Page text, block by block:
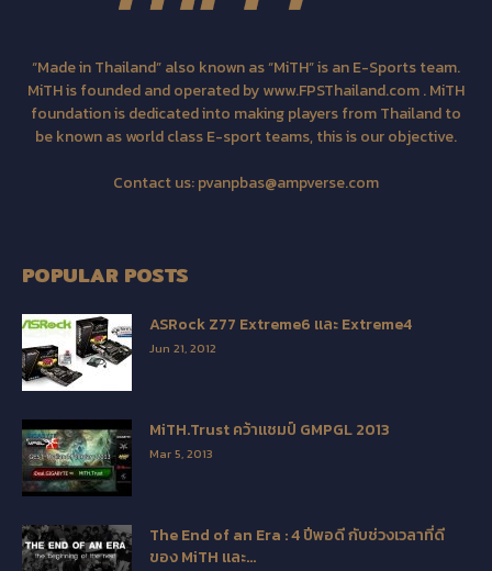
“Made in Thailand” also known as “MiTH” is an E-Sports team.
MiTH is founded and operated by www.FPSThailand.com . MiTH
foundation is dedicated into making players from Thailand to
be known as world class E-sport teams, this is our objective.
Contact us:pvanpbas@ampverse.com
POPULAR POSTS
ASRock Z77 Extreme6 และ Extreme4
Jun 21, 2012
MiTH.Trust คว้าแชมป์ GMPGL 2013
Mar 5, 2013
The End of an Era : 4 ปีพอดี กับช่วงเวลาที่ดี
ของ MiTH และ...